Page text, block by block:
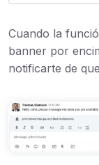
Cuando la
banner por
notificarte de